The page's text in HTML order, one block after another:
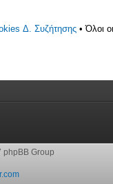
Δ. Συζήτησης• Όλοι
Group